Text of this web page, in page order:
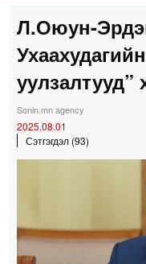
Л.Оюун-
Sonin.mn agency
2025.08.01
Сэтгэгдэл (93)